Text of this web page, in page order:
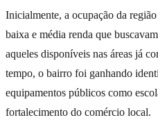
Inicialmente, a ocupação da
baixa e média renda que
aqueles disponíveis nas áreas já
tempo, o bairro foi ganhando
equipamentos públicos como
fortalecimento do comércio local.